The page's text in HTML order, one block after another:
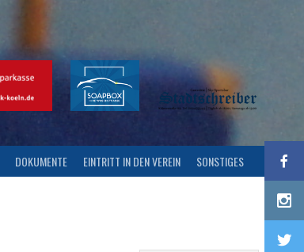
DOKUMENTE EINTRITT IN DEN VEREIN SONSTIGES